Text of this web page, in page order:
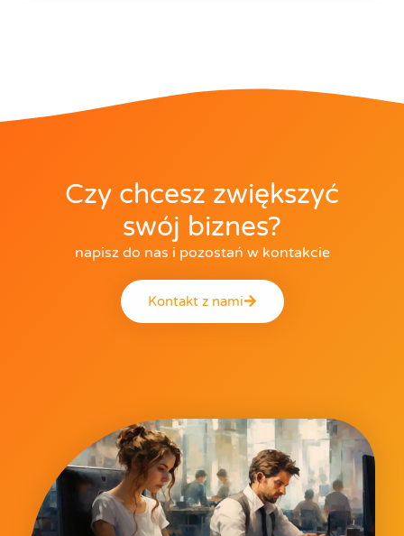
Czy chcesz zwiększyć
swój biznes?
napisz do nas i pozostań w kontakcie
Kontakt z nami